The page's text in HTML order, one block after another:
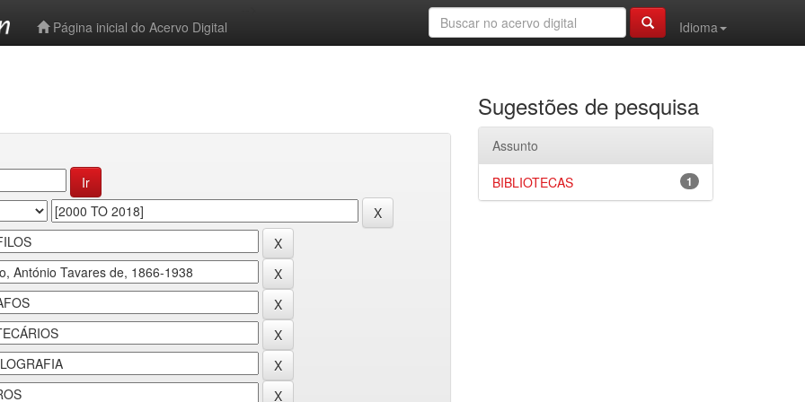
Página inicial do Acervo Digital
Idioma
Sugestões de pesquisa
Assunto
1
BIBLIOTECAS